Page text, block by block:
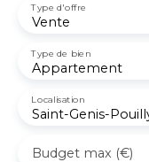
Vente
Type d'offre
Appartement
Type de bien
Saint-Genis-
Localisation
Budget max (€)